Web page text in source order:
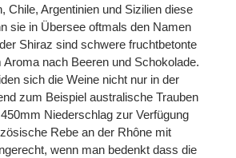
Chile, Argentinien und Sizilien diese
sie in Übersee oftmals den Namen
Shiraz sind schwere fruchtbetonte
nach Beeren und Schokolade.
sich die Weine nicht nur in der
zum Beispiel australische Trauben
Niederschlag zur Verfügung
Rebe an der Rhône mit
wenn man bedenkt dass die